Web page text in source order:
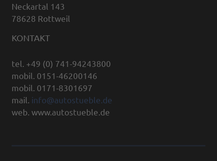
Neckartal 143
78628 Rottweil
KONTAKT
tel. +49 (0) 741-94243800
mobil. 0151-46200146
mobil. 0171-8301697
mail. info@autostueble.de
web. www.autostueble.de